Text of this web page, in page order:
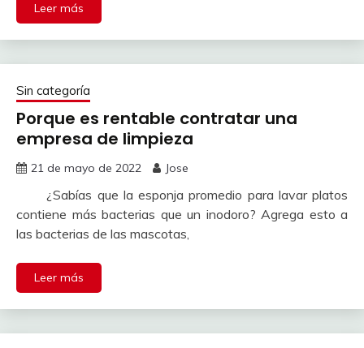
Leer más
Sin categoría
Porque es rentable contratar una
empresa de limpieza
21 de mayo de 2022 Jose
¿Sabías que la esponja promedio para lavar platos
contiene más bacterias que un inodoro? Agrega esto a
las bacterias de las mascotas,
Leer más